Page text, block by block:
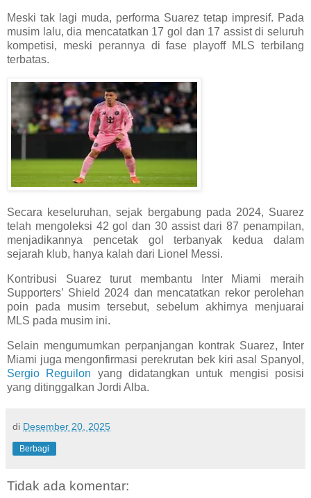
Meski tak lagi muda, performa Suarez tetap impresif. Pada
musim lalu, dia mencatatkan 17 gol dan 17 assist di seluruh
kompetisi, meski perannya di fase playoff MLS terbilang
terbatas.
Secara keseluruhan, sejak bergabung pada 2024, Suarez
telah mengoleksi 42 gol dan 30 assist dari 87 penampilan,
menjadikannya pencetak gol terbanyak kedua dalam
sejarah klub, hanya kalah dari Lionel Messi.
Kontribusi Suarez turut membantu Inter Miami meraih
Supporters’ Shield 2024 dan mencatatkan rekor perolehan
poin pada musim tersebut, sebelum akhirnya menjuarai
MLS pada musim ini.
Selain mengumumkan perpanjangan kontrak Suarez, Inter
Miami juga mengonfirmasi perekrutan bek kiri asal Spanyol,
Sergio Reguilon yang didatangkan untuk mengisi posisi
yang ditinggalkan Jordi Alba.
di Desember 20, 2025
Berbagi
Tidak ada komentar: